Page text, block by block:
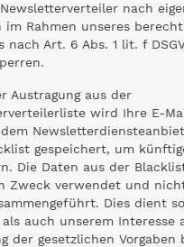
nach
im Rahmen unseres
nach Art. 6 Abs. 1 lit. f
Austragung aus der
wird Ihre E-
gespeichert, um
Die Daten aus der
Zweck verwendet und
Dies dient
als auch unserem Interesse
der gesetzlichen Vorgaben